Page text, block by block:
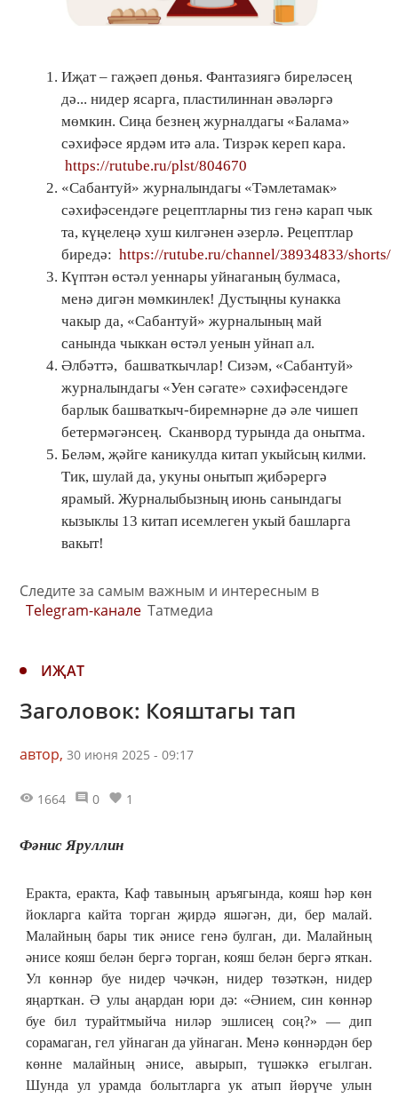
Иҗат – гаҗәеп дөнья. Фантазиягә биреләсең
дә... нидер ясарга, пластилиннан әвәләргә
мөмкин. Сиңа безнең журналдагы «Балама»
сәхифәсе ярдәм итә ала. Тизрәк кереп кара.
https://rutube.ru/plst/804670
«Сабантуй» журналындагы «Тәмлетамак»
сәхифәсендәге рецептларны тиз генә карап чык
та, күңелеңә хуш килгәнен әзерлә. Рецептлар
биредә: https://rutube.ru/channel/38934833/shorts/
Күптән өстәл уеннары уйнаганың булмаса,
менә дигән мөмкинлек! Дустыңны кунакка
чакыр да, «Сабантуй» журналының май
санында чыккан өстәл уенын уйнап ал.
Әлбәттә, башваткычлар! Сизәм, «Сабантуй»
журналындагы «Уен сәгате» сәхифәсендәге
барлык башваткыч-биремнәрне дә әле чишеп
бетермәгәнсең. Сканворд турында да онытма.
Беләм, җәйге каникулда китап укыйсың килми.
Тик, шулай да, укуны онытып җибәрергә
ярамый. Журналыбызның июнь санындагы
кызыклы 13 китап исемлеген укый башларга
вакыт!
Следите за самым важным и интересным в
Telegram-канале Татмедиа
ИҖАТ
Заголовок: Кояштагы тап
автор, 30 июня 2025 - 09:17
1664 0 1
Фәнис Яруллин
Еракта, еракта, Каф тавының аръягында, кояш һәр көн
йокларга кайта торган җирдә яшәгән, ди, бер малай.
Малайның бары тик әнисе генә булган, ди. Малайның
әнисе кояш белән бергә торган, кояш белән бергә яткан.
Ул көннәр буе нидер чәчкән, нидер төзәткән, нидер
яңарткан. Ә улы аңардан юри дә: «Әнием, син көннәр
буе бил турайтмыйча ниләр эшлисең соң?» — дип
сорамаган, гел уйнаган да уйнаган. Менә көннәрдән бер
көнне малайның әнисе, авырып, түшәккә егылган.
Шунда ул урамда болытларга ук атып йөрүче улын